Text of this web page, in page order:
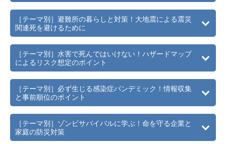
［テーマ別］避難所の暮らしと対策！大地震による震災
関連死を避けるために
［テーマ別］水害で死んではいけない！ハザードマップ
によるリスク想定のポイント
［テーマ別］必ず生じる感染症パンデミック！情報収集
と事前順位のポイント
［テーマ別］ゾンビサバイバルに学ぶ！命を守る企業と
家庭の防災対策